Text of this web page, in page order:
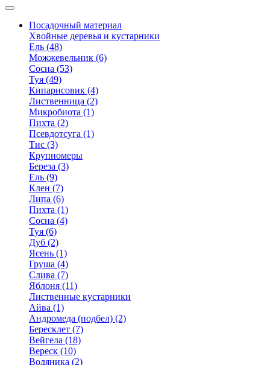
Посадочный материал
Хвойные деревья и кустарники
Ель (48)
Можжевельник (6)
Сосна (53)
Туя (49)
Кипарисовик (4)
Лиственница (2)
Микробиота (1)
Пихта (2)
Псевдотсуга (1)
Тис (3)
Крупномеры
Береза (3)
Ель (9)
Клен (7)
Липа (6)
Пихта (1)
Сосна (4)
Туя (6)
Дуб (2)
Ясень (1)
Груша (4)
Слива (7)
Яблоня (11)
Лиственные кустарники
Айва (1)
Андромеда (подбел) (2)
Бересклет (7)
Вейгела (18)
Вереск (10)
Водяника (2)